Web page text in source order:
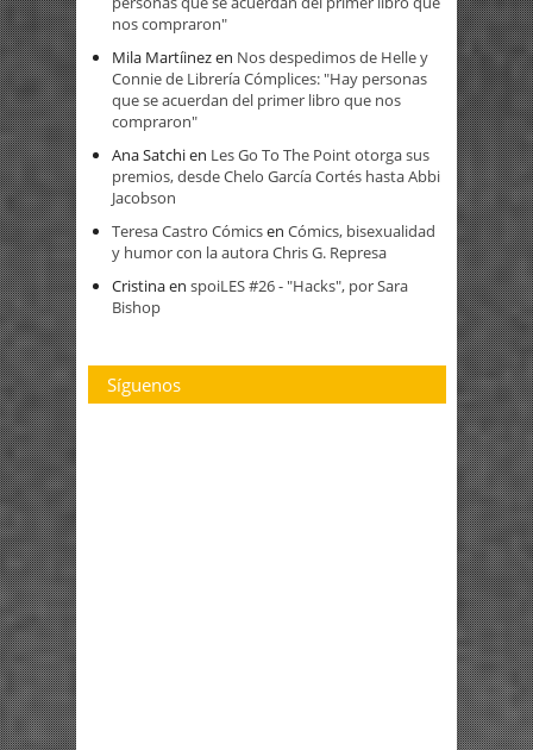
nos compraron"
Mila Martíinezen Nos despedimos de Helle y
Connie de Librería Cómplices: "Hay personas
que se acuerdan del primer libro que nos
compraron"
Ana Satchien Les Go To The Point otorga sus
premios, desde Chelo García Cortés hasta Abbi
Jacobson
Teresa Castro Cómicsen Cómics, bisexualidad
y humor con la autora Chris G. Represa
Cristinaen spoiLES #26 - "Hacks", por Sara
Bishop
Síguenos